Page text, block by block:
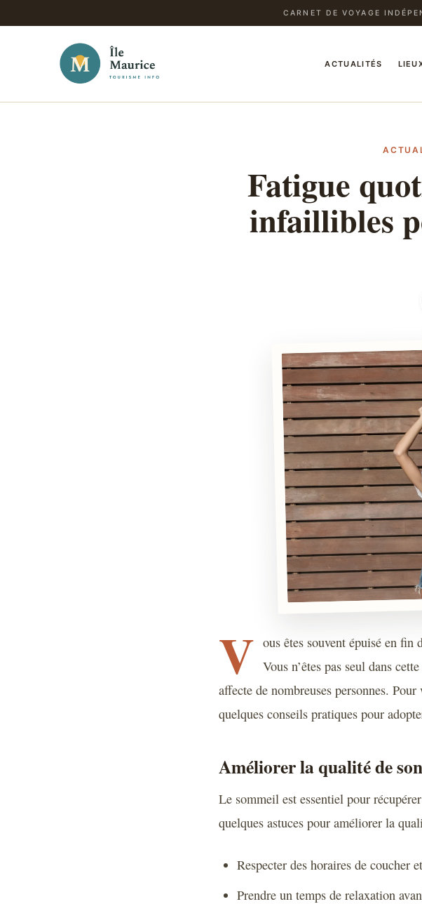
CARNET DE VOYAGE
ACTUALITÉS
Fatigue
infaillibles
V ous êtes souvent épuisé en fin
Vous n’êtes pas seul dans
affecte de nombreuses personnes.
quelques conseils pratiques pour
Améliorer la qualité de
Le sommeil est essentiel pour
quelques astuces pour améliorer la
Respecter des horaires de coucher
Prendre un temps de relaxation